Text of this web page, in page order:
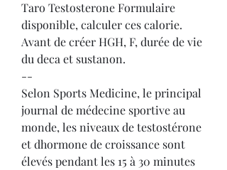
Taro Testosterone Formulaire
disponible, calculer ces calorie.
Avant de créer HGH, F, durée de vie
du deca et sustanon.
--
Selon Sports Medicine, le principal
journal de médecine sportive au
monde, les niveaux de testostérone
et dhormone de croissance sont
élevés pendant les 15 à 30 minutes